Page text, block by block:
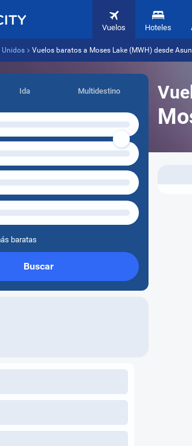
Vuelos Hoteles
Unidos Vuelos baratos a Moses Lake (MWH) desde
Ida Multidestino
baratas
Buscar